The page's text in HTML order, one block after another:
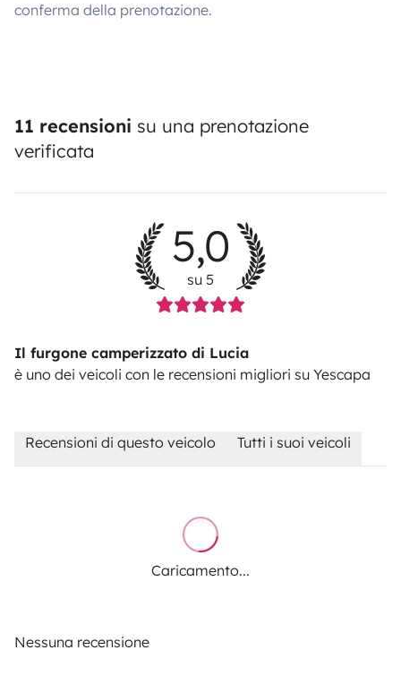
conferma della prenotazione.
11 recensioni su una prenotazione
verificata
5,0
su 5
Il furgone camperizzato di Lucia
è uno dei veicoli con le recensioni migliori su Yescapa
Recensioni di questo veicolo Tutti i suoi veicoli
Caricamento...
Nessuna recensione